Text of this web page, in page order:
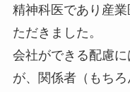
精神科医であり産
ただきました。
会社ができる配慮
が、関係者（もち